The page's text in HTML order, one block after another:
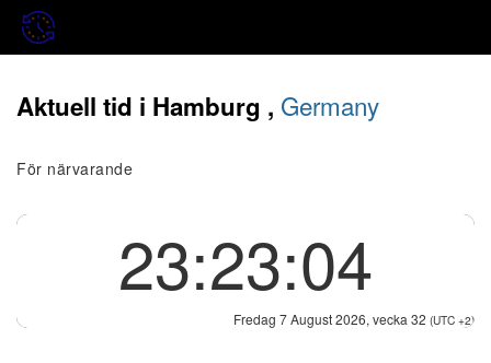
Aktuell tid i Hamburg , Germany
För närvarande
23:23:04
Fredag 7 August 2026, vecka 32 (UTC +2)